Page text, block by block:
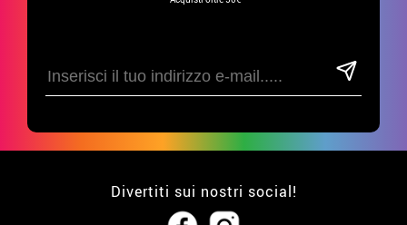
Divertiti sui nostri social!